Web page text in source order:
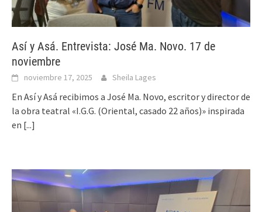
Así y Asá. Entrevista: José Ma. Novo. 17 de
noviembre
noviembre 17, 2025 Sheila Lages
En Así y Asá recibimos a José Ma. Novo, escritor y director de
la obra teatral «I.G.G. (Oriental, casado 22 años)» inspirada
en [...]